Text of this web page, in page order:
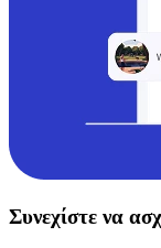
Συνεχίστε να